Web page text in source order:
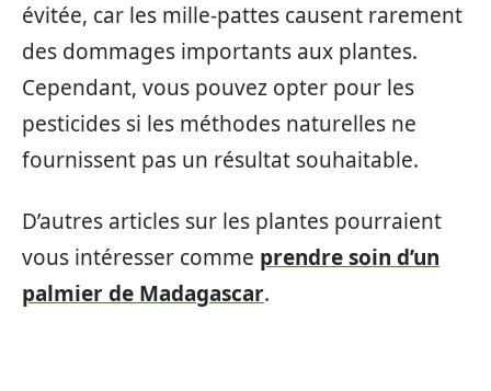
évitée, car les mille-pattes causent rarement
des dommages importants aux plantes.
Cependant, vous pouvez opter pour les
pesticides si les méthodes naturelles ne
fournissent pas un résultat souhaitable.
D’autres articles sur les plantes pourraient
vous intéresser comme prendre soin d’un
palmier de Madagascar.